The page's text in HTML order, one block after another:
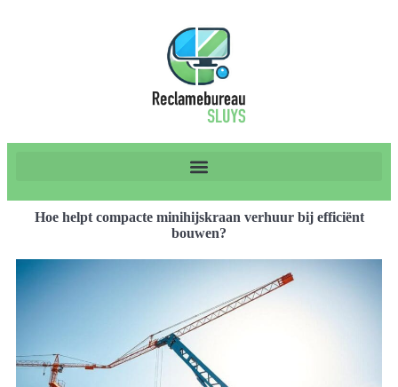
Hoe helpt compacte minihijskraan verhuur bij efficiënt
bouwen?